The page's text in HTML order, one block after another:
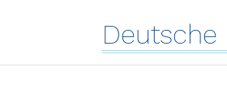
Deutsche